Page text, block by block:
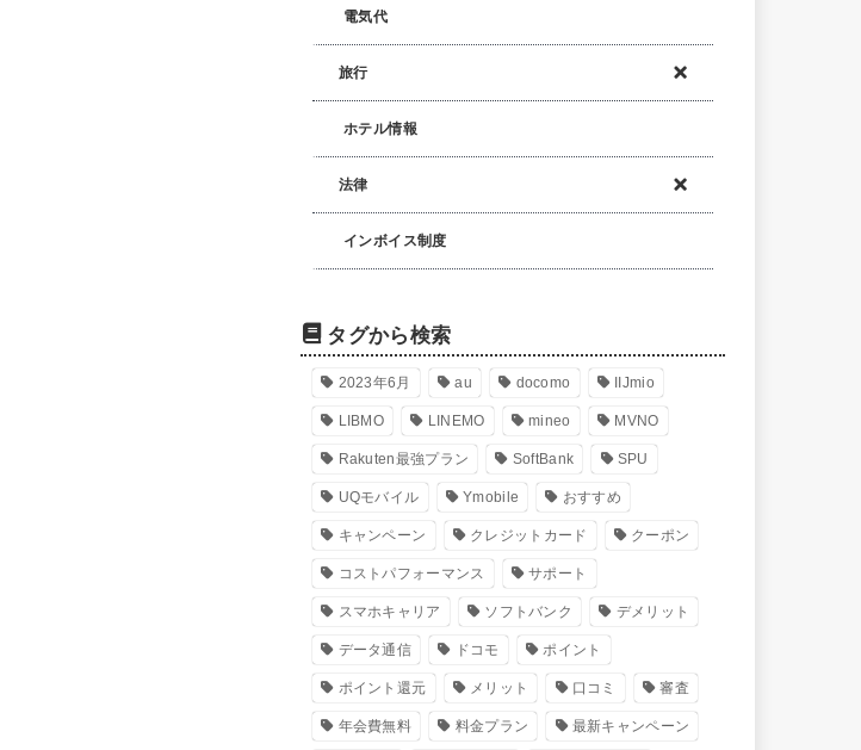
電気代
旅行
ホテル情報
法律
インボイス制度
タグから検索
2023年6月 au docomo IIJmio
LIBMO LINEMO mineo MVNO
Rakuten最強プラン SoftBank SPU
UQモバイル Ymobile おすすめ
キャンペーン クレジットカード クーポン
コストパフォーマンス サポート
スマホキャリア ソフトバンク デメリット
データ通信 ドコモ ポイント
ポイント還元 メリット 口コミ 審査
年会費無料 料金プラン 最新キャンペーン